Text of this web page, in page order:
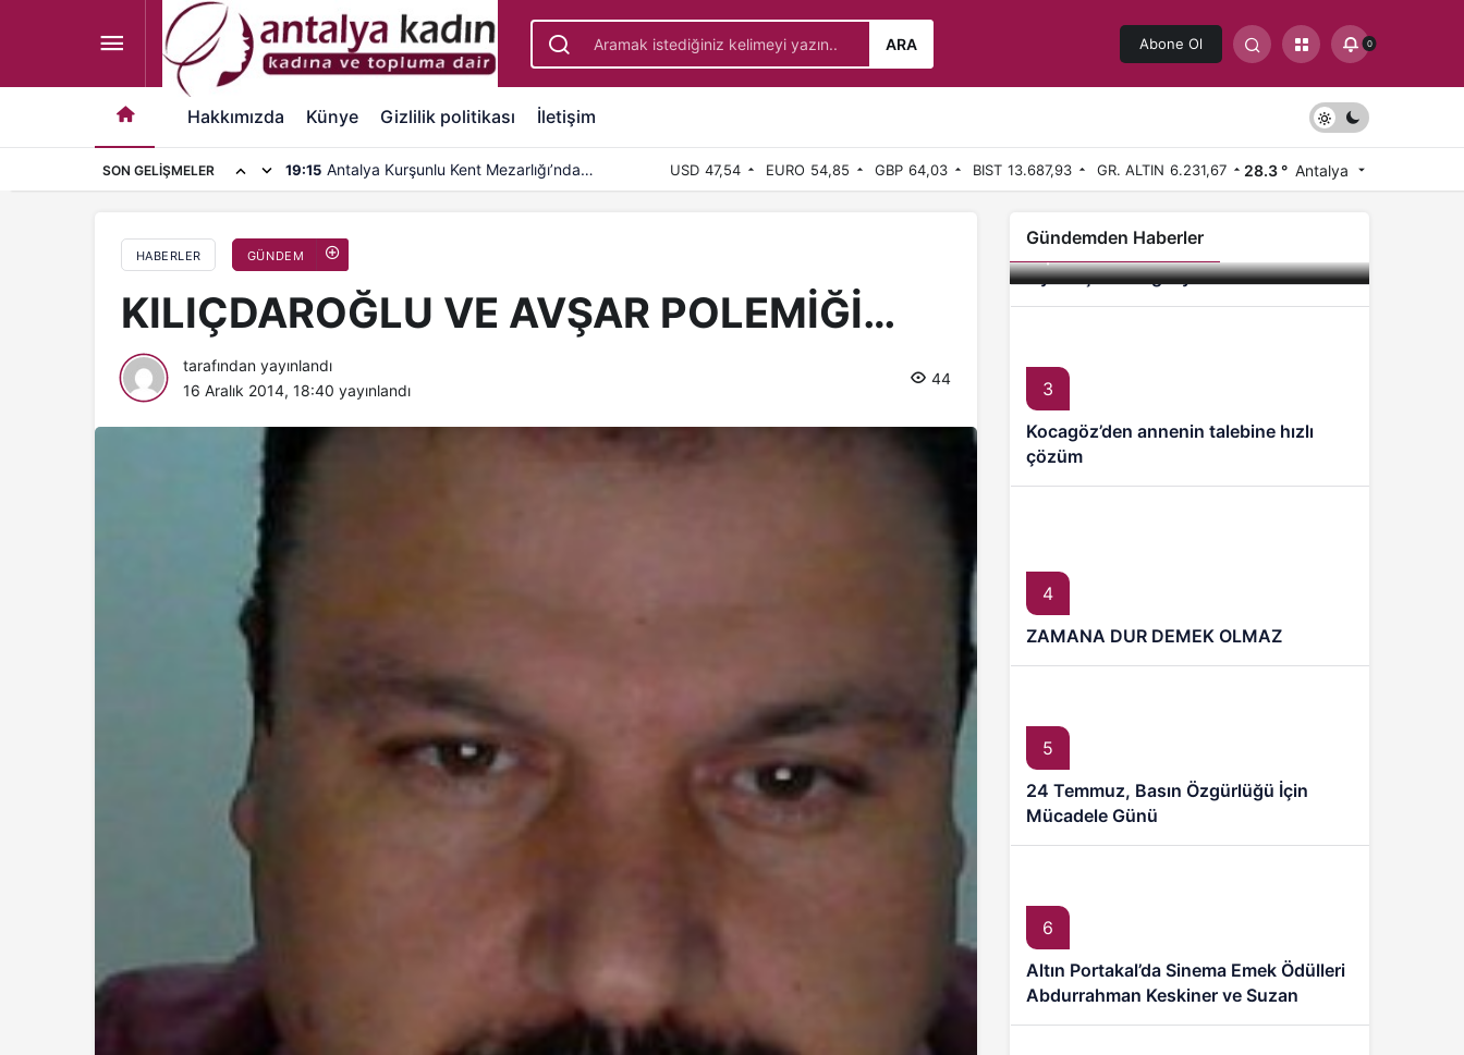
ARA Abone Ol 0
Hakkımızda Künye Gizlilik politikası İletişim
SON GELIŞMELER 19:08 Antalya Oyuncak Müzesi 7’den 70’e USD 47,54 EURO 54,85 GBP 64,03 BIST 13.687,93 GR. ALTIN 6.231,67 28.3 ° Antalya
HABERLER GÜNDEM
KILIÇDAROĞLU VE AVŞAR POLEMİĞİ…
tarafından yayınlandı
16 Aralık 2014, 18:40 yayınlandı
44
Gündemden Haberler
Antalya Kurşunlu Kent Mezarlığı’nda
Antalya Oyuncak Müzesi 7’den 70’e
ziyaretçilerini ağırlıyor
3
Kocagöz’den annenin talebine hızlı
çözüm
4
ZAMANA DUR DEMEK OLMAZ
5
24 Temmuz, Basın Özgürlüğü İçin
Mücadele Günü
6
Altın Portakal’da Sinema Emek Ödülleri
Abdurrahman Keskiner ve Suzan
Kardeş’e
Gazeteciler Kaval Çalmalı, Cengiz SAVAŞERİ